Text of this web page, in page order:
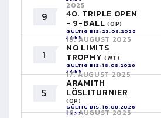
9
2025
40. TRIPLE OPEN
- 9-BALL(OP)
GÜLTIG BIS: 23.08.2026
23:59
1
19. AUGUST 2025
NO LIMITS
TROPHY (WT)
GÜLTIG BIS: 18.08.2026
23:59
5
17. AUGUST 2025
ARAMITH
LÖSLITURNIER
(OP)
GÜLTIG BIS: 16.08.2026
23:59
16. AUGUST 2025